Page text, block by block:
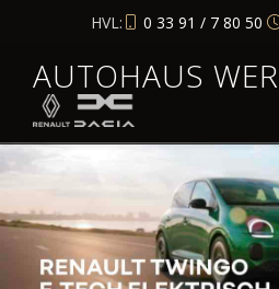
HVL: 0 33 91 / 7 80 50
AUTOHAUS